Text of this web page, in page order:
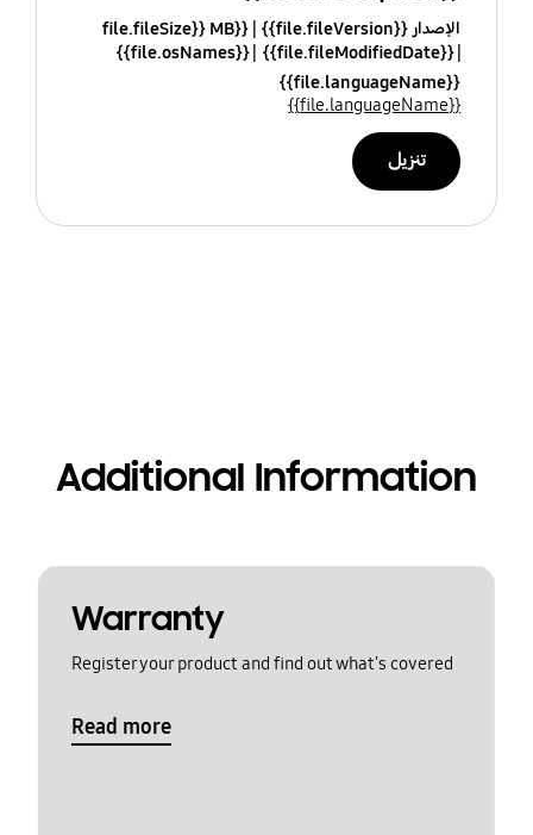
الإصدار {{file.fileVersion}}
{{file.fileSize}} MB
{{file.fileModifiedDate}}
{{file.osNames}}
{{file.languageName}}
{{file.languageName}}
تنزيل
Additional Information
Warranty
Register your product and find out what's covered
Read more